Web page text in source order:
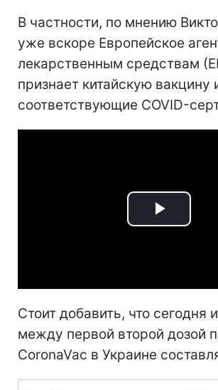
В частности, по мнению
уже вскоре Европейское
лекарственным средствам
признает китайскую вакцину
соответствующие COVID-
Play
Стоит добавить, что сегодня
между первой второй дозой
CoronaVac в Украине